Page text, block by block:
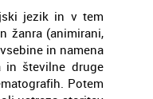
jezik in v tem
žanra (animirani,
in namena
in številne druge
Potem